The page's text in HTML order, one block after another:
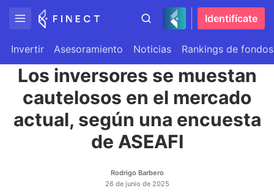
Identifícate
Invertir Asesoramiento Noticias Rankings de fondos
Los inversores se muestan
cautelosos en el mercado
actual, según una encuesta
de ASEAFI
Rodrigo Barbero
26 de junio de 2025